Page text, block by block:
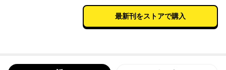
最新刊をストアで購入